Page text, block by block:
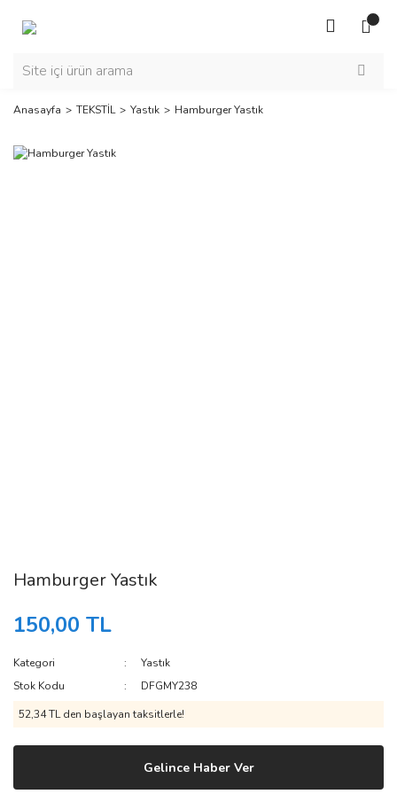
Anasayfa TEKSTİL Yastık Hamburger Yastık
Hamburger Yastık
150,00 TL
Kategori
Yastık
Stok Kodu
DFGMY238
52,34 TL den başlayan taksitlerle!
Gelince Haber Ver